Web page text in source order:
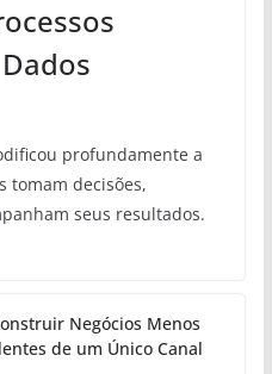
profundamente a
tomam decisões,
seus resultados.
Negócios Menos
de um Único Canal